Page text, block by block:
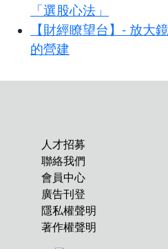
「選股心法」
【財經瞭望台】- 放大
的營建
人才招募
聯絡我們
會員中心
廣告刊登
隱私權聲明
著作權聲明